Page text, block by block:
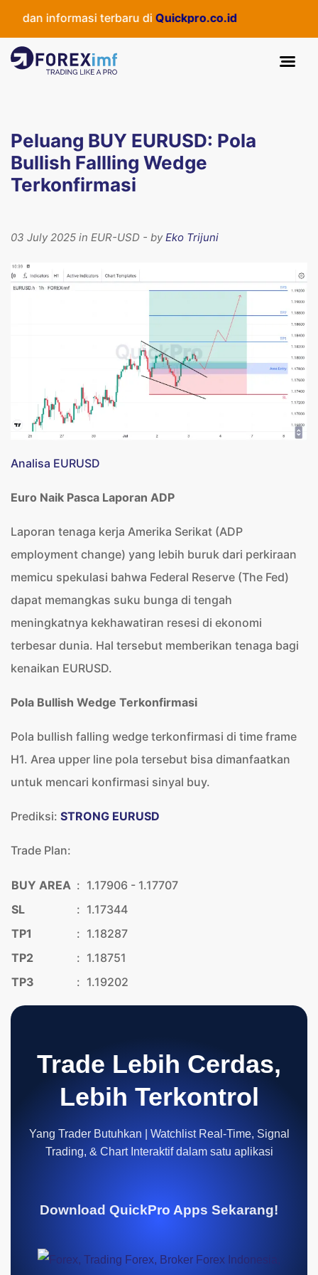
informasi terbaru diQuickpro.co.id
Peluang BUY EURUSD: Pola
Bullish Fallling Wedge
Terkonfirmasi
03 July 2025 in EUR-USD - byEko Trijuni
Analisa EURUSD
Euro Naik Pasca Laporan ADP
Laporan tenaga kerja Amerika Serikat (ADP
employment change) yang lebih buruk dari perkiraan
memicu spekulasi bahwa Federal Reserve (The Fed)
dapat memangkas suku bunga di tengah
meningkatnya kekhawatiran resesi di ekonomi
terbesar dunia. Hal tersebut memberikan tenaga bagi
kenaikan EURUSD.
Pola Bullish Wedge Terkonfirmasi
Pola bullish falling wedge terkonfirmasi di time frame
H1. Area upper line pola tersebut bisa dimanfaatkan
untuk mencari konfirmasi sinyal buy.
Prediksi: STRONG EURUSD
Trade Plan:
BUY AREA : 1.17906 - 1.17707
SL
: 1.17344
TP1
: 1.18287
TP2
: 1.18751
TP3
: 1.19202
Trade Lebih Cerdas,
Lebih Terkontrol
Yang Trader Butuhkan | Watchlist Real-Time, Signal
Trading, & Chart Interaktif dalam satu aplikasi
Download QuickPro Apps Sekarang!